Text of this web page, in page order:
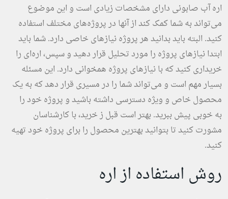
اره آب صابونی دارای مشخصات زیادی است و این موضوع
می‌تواند به شما کمک کند از آنها در پروژه‌های مختلف استفاده
کنید. البته باید بدانید هر پروژه نیازهای خاصی دارد. شما باید
ابتدا نیازهای پروژه را مورد تحلیل قرار دهید و سپس، اره‌ای را
خریداری کنید که با نیازهای پروژه همخوانی دارد. این مسئله
بسیار مهم است و می‌تواند شما را در مسیری قرار دهد که به یک
محصول خاص و ویژه دسترسی داشته باشید و پروژه خود را
به خوبی پیش ببرید. بهتر است قبل ز خرید، با کارشناسان
مشورت کنید تا بتوانید بهترین محصول را برای پروژه خود تهیه
کنید.
روش استفاده از اره